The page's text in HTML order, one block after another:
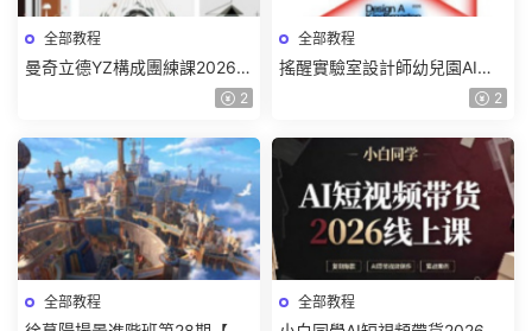
全部教程
曼奇立德YZ構成團練課2026年
8月已結課【畫質高清有課件】
2
全部教程
搖醒實驗室設計師幼兒園AI軟
件基礎課2025【畫質不錯有素
2
全部教程 全部教程